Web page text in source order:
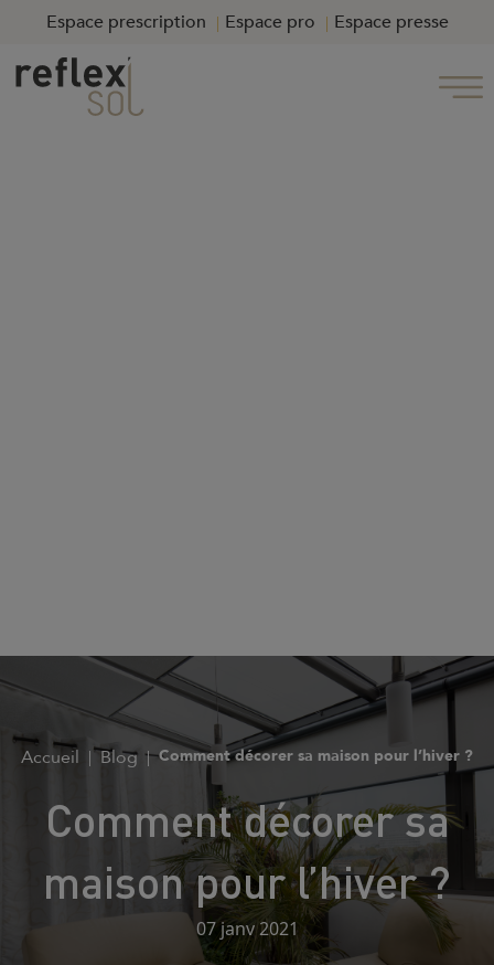
Espace prescription Espace pro Espace presse
Accueil Blog Comment décorer sa maison pour l’hiver ?
Comment décorer sa
maison pour l’hiver ?
07 janv 2021